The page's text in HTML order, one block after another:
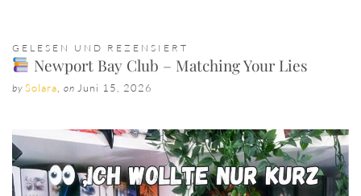
GELESEN UND REZENSIERT
Newport Bay Club – Matching Your Lies
by Solara on Juni 15, 2026